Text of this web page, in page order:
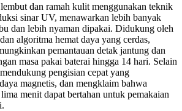
dan ramah kulit menggunakan teknik
sinar UV, menawarkan lebih banyak
dan lebih nyaman dipakai. Didukung oleh
algoritma hemat daya yang cerdas,
pemantauan detak jantung dan
masa pakai baterai hingga 14 hari. Selain
pengisian cepat yang
magnetis, dan mengklaim bahwa
menit dapat bertahan untuk pemakaian